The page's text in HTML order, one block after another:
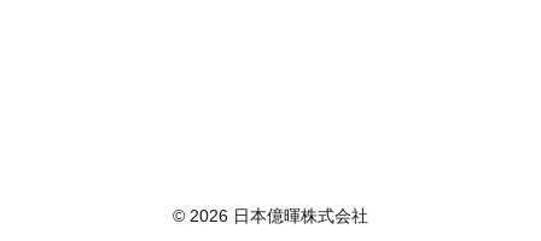
利用の停止、消去及び第三者への提供の停止を行うこと
© 2026 日本億暉株式会社